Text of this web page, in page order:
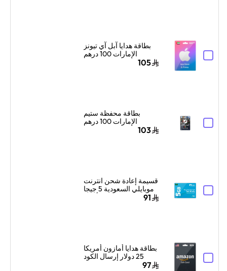
بطاقة هدايا آبل آي تيونز
الإمارات 100 درهم
إماراتي إرسال الكود105
بطاقة محفظة ستيم
الإمارات 100 درهم
إماراتي إرسال الكود103
قسيمة إعادة شحن انترنت
موبايلي السعودية 5 جيجا
بايت لمدة شهر واحد أزرق
91
بطاقة هدايا أمازون أمريكا
25 دولار إرسال الكود
الرقمي بالبريد الإلكتروني
97